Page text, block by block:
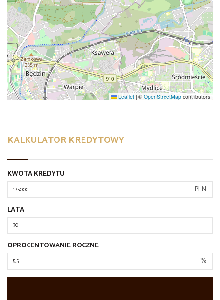
Leaflet | © OpenStreetMap contributors
KALKULATOR KREDYTOWY
KWOTA KREDYTU
PLN
LATA
OPROCENTOWANIE ROCZNE
%